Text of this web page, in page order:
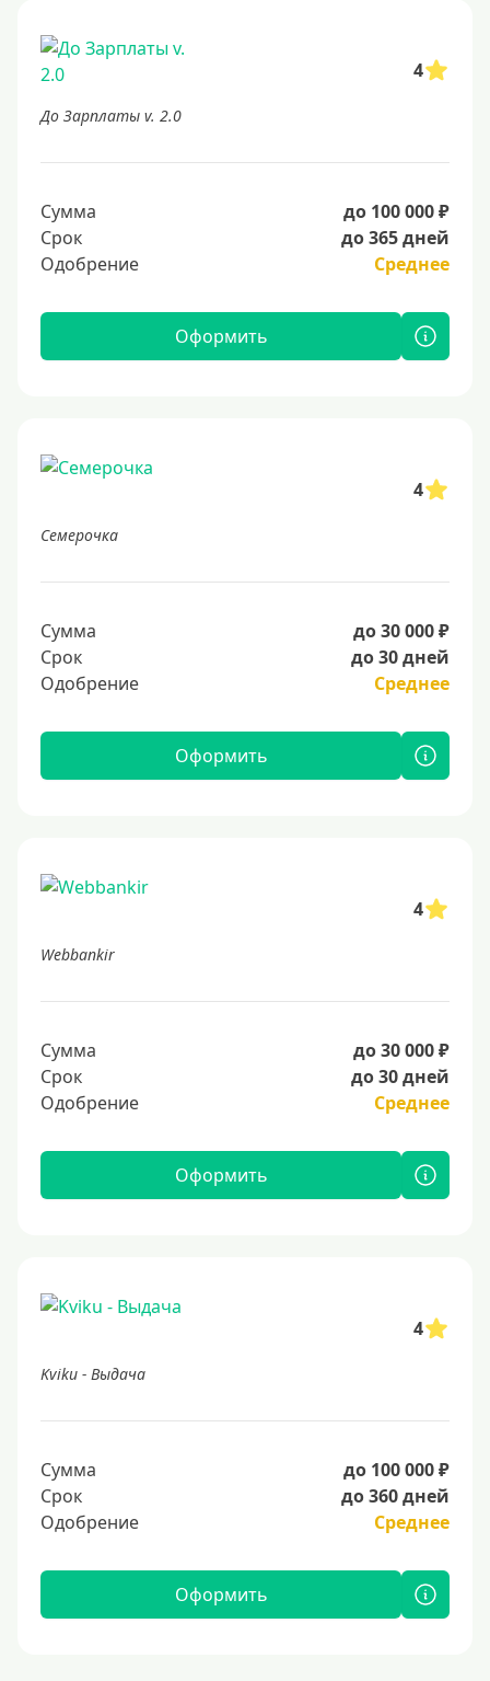
4
До Зарплаты v. 2.0
Сумма
до 100 000 ₽
Срок
до 365 дней
Одобрение
Среднее
Оформить
4
Семерочка
Сумма
до 30 000 ₽
Срок
до 30 дней
Одобрение
Среднее
Оформить
4
Webbankir
Сумма
до 30 000 ₽
Срок
до 30 дней
Одобрение
Среднее
Оформить
4
Kviku - Выдача
Сумма
до 100 000 ₽
Срок
до 360 дней
Одобрение
Среднее
Оформить